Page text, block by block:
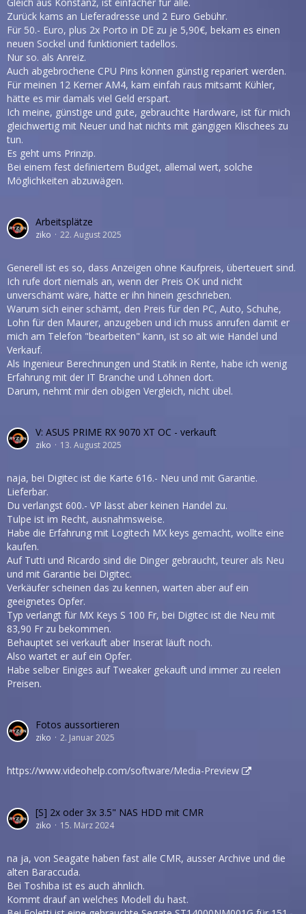
Zurück kams an Lieferadresse und 2 Euro Gebühr.
Für 50.- Euro, plus 2x Porto in DE zu je 5,90€, bekam es einen
neuen Sockel und funktioniert tadellos.
Nur so. als Anreiz.
Auch abgebrochene CPU Pins können günstig repariert werden.
Für meinen 12 Kerner AM4, kam einfah raus mitsamt Kühler,
hätte es mir damals viel Geld erspart.
Ich meine, günstige und gute, gebrauchte Hardware, ist für mich
gleichwertig mit Neuer und hat nichts mit gängigen Klischees zu
tun.
Es geht ums Prinzip.
Bei einem fest definiertem Budget, allemal wert, solche
Möglichkeiten abzuwägen.
Arbeitsplätze
ziko 22. August 2025
Generell ist es so, dass Anzeigen ohne Kaufpreis, überteuert sind.
Ich rufe dort niemals an, wenn der Preis OK und nicht
unverschämt wäre, hätte er ihn hinein geschrieben.
Warum sich einer schämt, den Preis für den PC, Auto, Schuhe,
Lohn für den Maurer, anzugeben und ich muss anrufen damit er
mich am Telefon "bearbeiten" kann, ist so alt wie Handel und
Verkauf.
Als Ingenieur Berechnungen und Statik in Rente, habe ich wenig
Erfahrung mit der IT Branche und Löhnen dort.
Darum, nehmt mir den obigen Vergleich, nicht übel.
V: ASUS PRIME RX 9070 XT OC - verkauft
ziko 13. August 2025
naja, bei Digitec ist die Karte 616.- Neu und mit Garantie.
Lieferbar.
Du verlangst 600.- VP lässt aber keinen Handel zu.
Tulpe ist im Recht, ausnahmsweise.
Habe die Erfahrung mit Logitech MX keys gemacht, wollte eine
kaufen.
Auf Tutti und Ricardo sind die Dinger gebraucht, teurer als Neu
und mit Garantie bei Digitec.
Verkäufer scheinen das zu kennen, warten aber auf ein
geeignetes Opfer.
Typ verlangt für MX Keys S 100 Fr, bei Digitec ist die Neu mit
83,90 Fr zu bekommen.
Behauptet sei verkauft aber Inserat läuft noch.
Also wartet er auf ein Opfer.
Habe selber Einiges auf Tweaker gekauft und immer zu reelen
Preisen.
Fotos aussortieren
ziko 2. Januar 2025
https://www.videohelp.com/software/Media-Preview
[S] 2x oder 3x 3.5" NAS HDD mit CMR
ziko 15. März 2024
na ja, von Seagate haben fast alle CMR, ausser Archive und die
alten Baraccuda.
Bei Toshiba ist es auch ähnlich.
Kommt drauf an welches Modell du hast.